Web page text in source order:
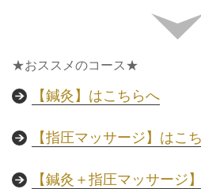
★おススメのコース★
【鍼灸】はこちらへ
【指圧マッサージ】はこ
【鍼灸＋指圧マッサージ